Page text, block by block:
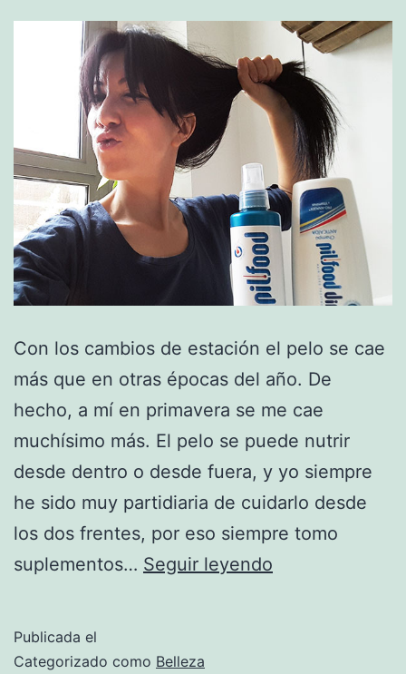
Con los cambios de estación el pelo se cae
más que en otras épocas del año. De
hecho, a mí en primavera se me cae
muchísimo más. El pelo se puede nutrir
desde dentro o desde fuera, y yo siempre
he sido muy partidiaria de cuidarlo desde
los dos frentes, por eso siempre tomo
suplementos… Seguir leyendo
Publicada el
Categorizado como Belleza